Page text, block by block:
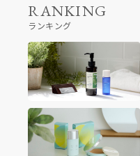
RANKING
ランキング